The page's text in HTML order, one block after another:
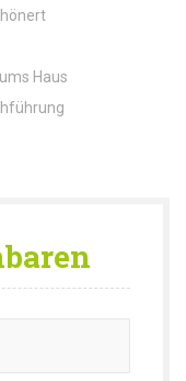
Haus